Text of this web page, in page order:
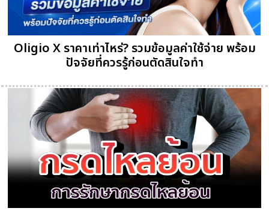
Oligio X ราคาเท่าไหร่? รวมข้อมูลค่าใช้จ่าย พร้อม
ปัจจัยที่ควรรู้ก่อนตัดสินใจทำ